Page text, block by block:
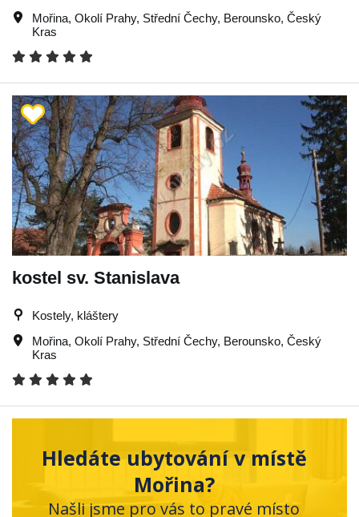
Mořina, Okolí Prahy, Střední Čechy, Berounsko, Český
Kras
kostel sv. Stanislava
Kostely, kláštery
Mořina, Okolí Prahy, Střední Čechy, Berounsko, Český
Kras
Hledáte ubytování v místě
Mořina?
Našli jsme pro vás to pravé místo